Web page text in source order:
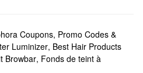
Coupons, Promo Codes &
Luminizer, Best Hair Products
Browbar, Fonds de teint à